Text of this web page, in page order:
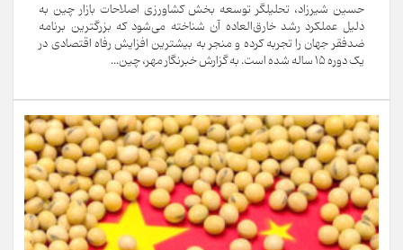
حسین شیرزاد، تحلیلگر توسعه بخش کشاورزی اصلاحات بازار چین به
دلیل عملکرد رشد خارق‌العاده آن شناخته می‌شود که بزرگترین برنامه
ضدفقر جهان را تجربه کرده و منجر به بیشترین افزایش رفاه اقتصادی در
یک دوره ۱۵ ساله شده است. به گزارش خبرنگار مهر، چین...